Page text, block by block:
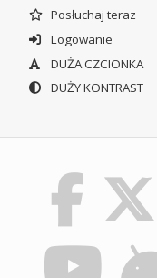
Posłuchaj teraz
Logowanie
DUŻA CZCIONKA
DUŻY KONTRAST